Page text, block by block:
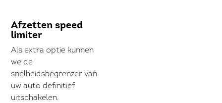
Afzetten speed
limiter
Als extra optie kunnen
we de
snelheidsbegrenzer van
uw auto definitief
uitschakelen.